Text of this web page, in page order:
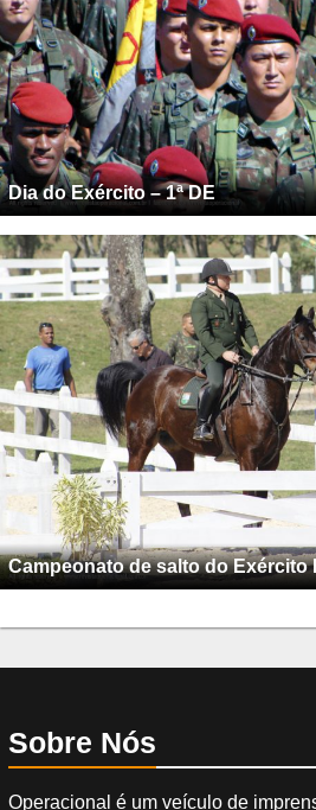
Dia do Exército – 1ª DE
Campeonato de salto do Exército
Sobre Nós
Operacional é um veículo de